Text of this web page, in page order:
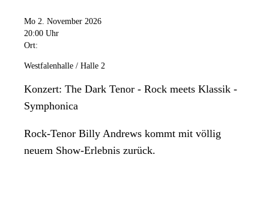
Mo 2. November 2026
20:00 Uhr
Ort:
Westfalenhalle / Halle 2
Konzert: The Dark Tenor - Rock meets Klassik -
Symphonica
Rock-Tenor Billy Andrews kommt mit völlig
neuem Show-Erlebnis zurück.